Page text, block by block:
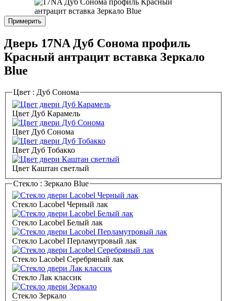
Примерить
Дверь 17NA Дуб Сонома профиль
Красный антрацит вставка Зеркало
Blue
Цвет : Дуб Сонома
Цвет Дуб Карамель
Цвет Дуб Сонома
Цвет Дуб Тобакко
Цвет Каштан светлый
Стекло : Зеркало Blue
Стекло Lacobel Черный лак
Стекло Lacobel Белый лак
Стекло Lacobel Перламутровый лак
Стекло Lacobel Серебряный лак
Стекло Лак классик
Стекло Зеркало